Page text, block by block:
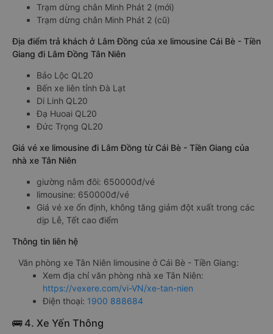
Trạm dừng chân Minh Phát 2 (mới)
Trạm dừng chân Minh Phát 2 (cũ)
Địa điểm trả khách ở Lâm Đồng của xe limousine Cái Bè - Tiền
Giang đi Lâm Đồng Tân Niên
Bảo Lộc QL20
Bến xe liên tỉnh Đà Lạt
Di Linh QL20
Đạ Huoai QL20
Đức Trọng QL20
Giá vé xe limousine đi Lâm Đồng từ Cái Bè - Tiền Giang của
nhà xe Tân Niên
giường nằm đôi: 650000đ/vé
limousine: 650000đ/vé
Giá vé xe ổn định, không tăng giảm đột xuất trong các
dịp Lễ, Tết cao điểm
Thông tin liên hệ
Văn phòng xe Tân Niên limousine ở Cái Bè - Tiền Giang:
Xem địa chỉ văn phòng nhà xe Tân Niên:
https://vexere.com/vi-VN/xe-tan-nien
Điện thoại: 1900 888684
🚌 4. Xe Yến Thông